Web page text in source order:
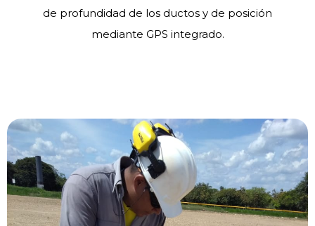
de profundidad de los ductos y de posición
mediante GPS integrado.